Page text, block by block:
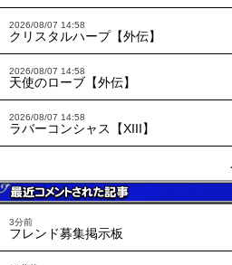
2026/08/07 14:58
クリスタルハープ【外伝】
2026/08/07 14:58
天使のローブ【外伝】
2026/08/07 14:58
ラバーコンシャス【XIII】
3分前
フレンド募集掲示板